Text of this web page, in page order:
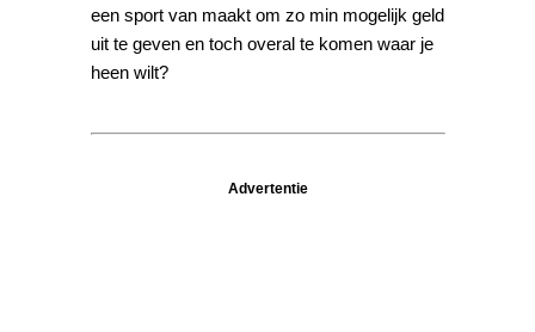
een sport van maakt om zo min mogelijk geld
uit te geven en toch overal te komen waar je
heen wilt?
Advertentie